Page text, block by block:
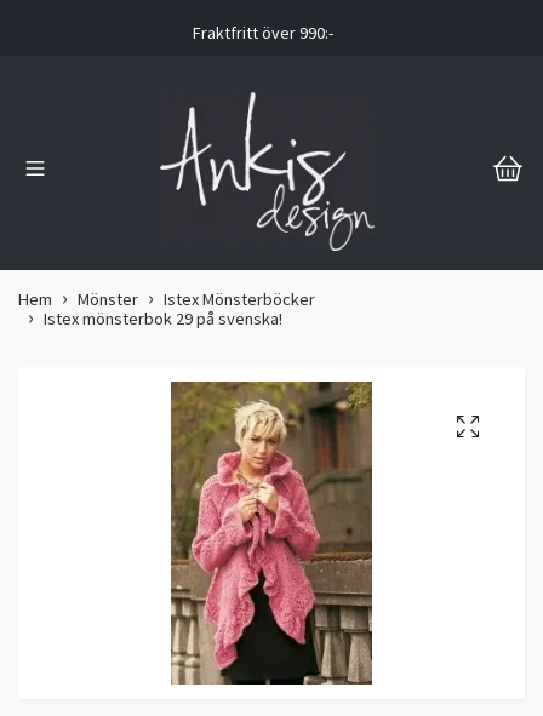
Fraktfritt över 990:-
Hem Mönster
Istex Mönsterböcker
Istex mönsterbok 29 på svenska!